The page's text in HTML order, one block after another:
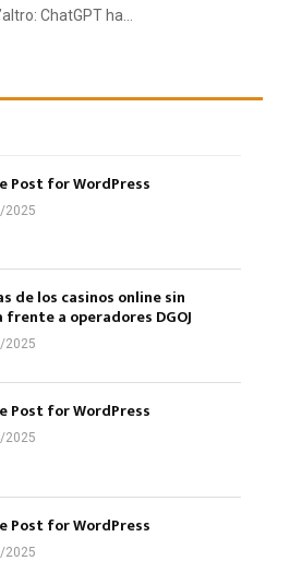
ChatGPT ha...
Post for WordPress
2025
de los casinos online sin
frente a operadores DGOJ
2025
Post for WordPress
2025
Post for WordPress
2025